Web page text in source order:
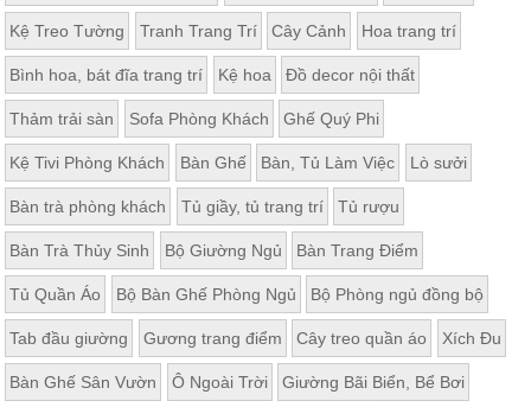
Trang
Trí
Cây
cảnh
, đồ
trang
Nội
Thất
Nhà
Hàng
Nội
Thất
Nhà
Hàng
Kệ Treo Tường Tranh Trang Trí Cây Cảnh Hoa trang trí
Bình hoa, bát đĩa trang trí Kệ hoa Đồ decor nội thất
Thảm trải sàn Sofa Phòng Khách Ghế Quý Phi
Kệ Tivi Phòng Khách Bàn Ghế Bàn, Tủ Làm Việc Lò sưởi
Bàn trà phòng khách Tủ giầy, tủ trang trí Tủ rượu
Bàn Trà Thủy Sinh Bộ Giường Ngủ Bàn Trang Điểm
Tủ Quần Áo Bộ Bàn Ghế Phòng Ngủ Bộ Phòng ngủ đồng bộ
Tab đầu giường Gương trang điểm Cây treo quần áo Xích Đu
Bàn Ghế Sân Vườn Ô Ngoài Trời Giường Bãi Biển, Bể Bơi